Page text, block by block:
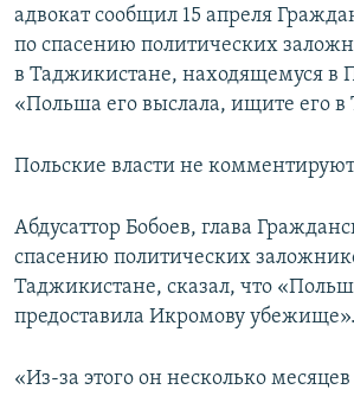
адвокат сообщил 15 апреля
по спасению политических
в Таджикистане, находящемуся в
«Польша его выслала, ищите его
Польские власти не
Абдусаттор Бобоев, глава
спасению политических
Таджикистане, сказал, что
предоставила Икромову убежище».
«Из-за этого он несколько